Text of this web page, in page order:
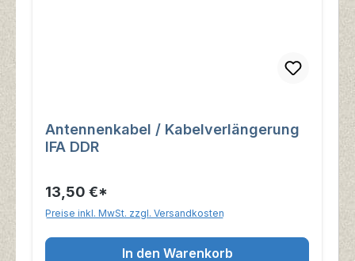
Antennenkabel / Kabelverlängerung
IFA DDR
13,50 €*
Preise inkl. MwSt. zzgl. Versandkosten
In den Warenkorb